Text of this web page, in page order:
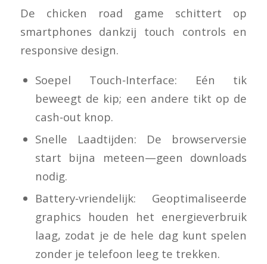
De chicken road game schittert op
smartphones dankzij touch controls en
responsive design.
Soepel Touch‑Interface: Eén tik
beweegt de kip; een andere tikt op de
cash‑out knop.
Snelle Laadtijden: De browserversie
start bijna meteen—geen downloads
nodig.
Battery‑vriendelijk: Geoptimaliseerde
graphics houden het energieverbruik
laag, zodat je de hele dag kunt spelen
zonder je telefoon leeg te trekken.